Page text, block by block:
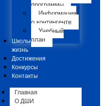
программы
Информация
о контингенте
Учебный
план
Школьная
жизнь
Достижения
Конкурсы
Контакты
Главная
О ДШИ